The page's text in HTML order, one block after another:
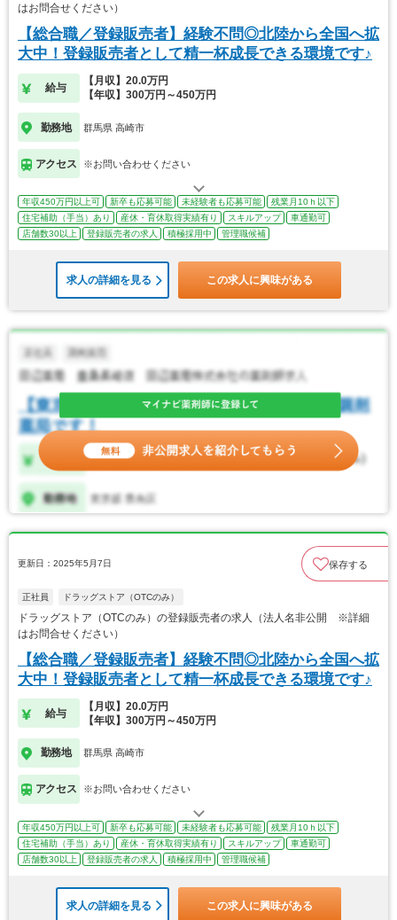
はお問合せください）
【総合職／登録販売者】経験不問◎北陸から全国へ拡
大中！登録販売者として精一杯成長できる環境です♪
給与
【月収】20.0万円
【年収】300万円～450万円
勤務地 群馬県 高崎市
アクセス ※お問い合わせください
年収450万円以上可 新卒も応募可能 未経験者も応募可能
残業月10ｈ以下
住宅補助（手当）あり
産休・育休取得実績有り スキルアップ
車通勤可
店舗数30以上
登録販売者の求人 積極採用中 管理職候補
求人の詳細を見る この求人に興味がある
更新日：2025年5月7日 保存する
正社員 ドラッグストア（OTCのみ）
ドラッグストア（OTCのみ）の登録販売者の求人（法人名非公開 ※詳細
はお問合せください）
【総合職／登録販売者】経験不問◎北陸から全国へ拡
大中！登録販売者として精一杯成長できる環境です♪
給与
【月収】20.0万円
【年収】300万円～450万円
勤務地 群馬県 高崎市
アクセス ※お問い合わせください
年収450万円以上可 新卒も応募可能 未経験者も応募可能
残業月10ｈ以下
住宅補助（手当）あり
産休・育休取得実績有り スキルアップ
車通勤可
店舗数30以上
登録販売者の求人 積極採用中 管理職候補
求人の詳細を見る この求人に興味がある